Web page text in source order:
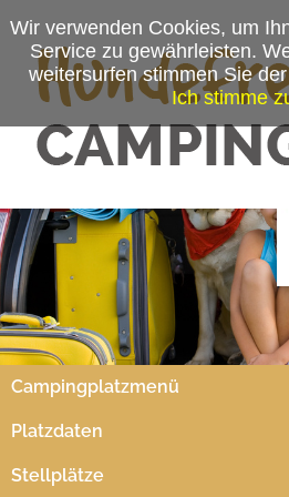
Campingplatzmenü
Platzdaten
Stellplätze
Wir verwenden Cookies, um
Service zu gewährleisten.
weitersurfen stimmen Sie
Ich stimme